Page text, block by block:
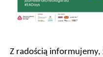
Z radością